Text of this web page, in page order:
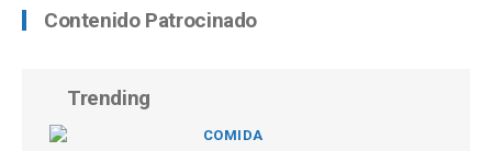
Contenido Patrocinado
Trending
COMIDA